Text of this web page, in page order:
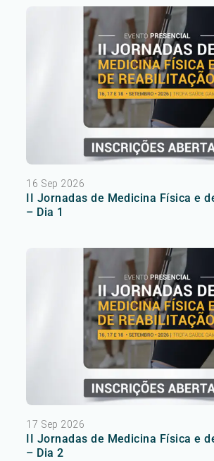
16 Sep 2026
II Jornadas de Medicina Física e
– Dia 1
17 Sep 2026
II Jornadas de Medicina Física e
– Dia 2